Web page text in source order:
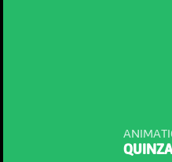
permettent d'analyser le
votre disposition et